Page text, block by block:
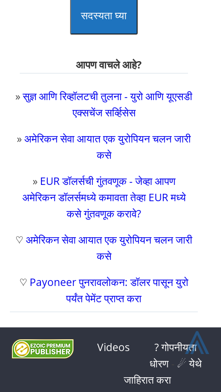
सदस्यता घ्या
आपण वाचले आहे?
»सुज्ञ आणि रिव्हॉलटची तुलना - युरो आणि यूएसडी
एक्सचेंज सर्व्हिसेस
»अमेरिकन सेवा आयात एक युरोपियन चलन जारी
कसे
» EUR डॉलर्सची गुंतवणूक - जेव्हा आपण
अमेरिकन डॉलर्समध्ये कमावता तेव्हा EUR मध्ये
कसे गुंतवणूक करावे?
♡ अमेरिकन सेवा आयात एक युरोपियन चलन जारी
कसे
♡ Payoneer पुनरावलोकन: डॉलर पासून युरो
पर्यंत पेमेंट प्राप्त करा
Videos
? गोपनीयता
धोरण- ☄ येथे
जाहिरात करा
⩓